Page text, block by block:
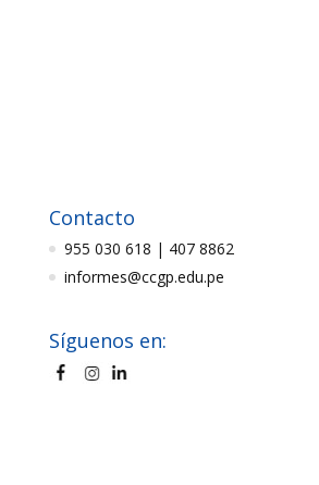
Contacto
955 030 618 | 407 8862
informes@ccgp.edu.pe
Síguenos en: